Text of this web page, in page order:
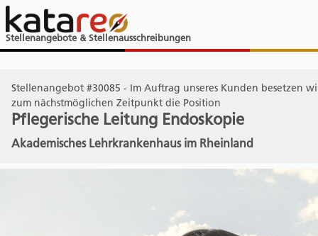
Stellenangebote & Stellenausschreibungen
Stellenangebot #30085 - Im Auftrag unseres Kunden besetzen
zum nächstmöglichen Zeitpunkt die Position
Pflegerische Leitung Endoskopie
Akademisches Lehrkrankenhaus im Rheinland